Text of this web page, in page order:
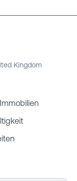
Kingdom